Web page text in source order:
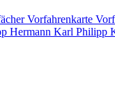
Vorfahrenkarte
Hermann Karl Philipp